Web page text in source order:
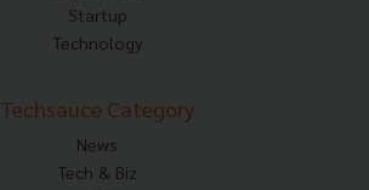
Startup
Technology
Techsauce Category
News
Tech & Biz